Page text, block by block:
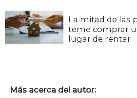
La mitad de las
teme comprar
lugar de rentar
Más acerca del autor: